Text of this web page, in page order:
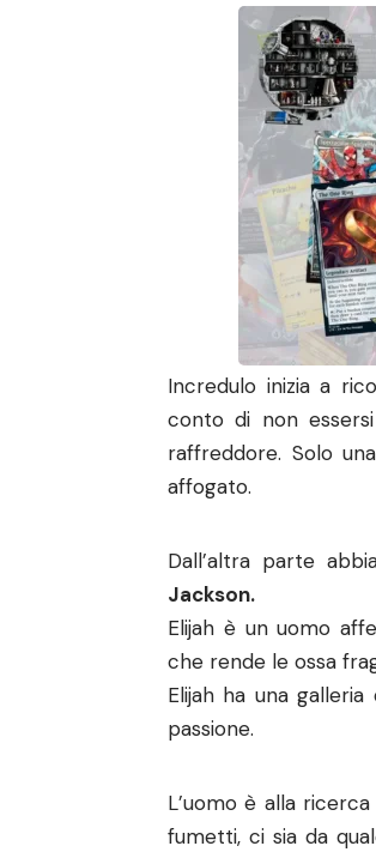
Incredulo inizia a
conto di non
raffreddore. Solo
affogato.
Dall’altra parte
Jackson.
Elijah è un uomo
che rende le ossa
Elijah ha una
passione.
L’uomo è alla
fumetti, ci sia da